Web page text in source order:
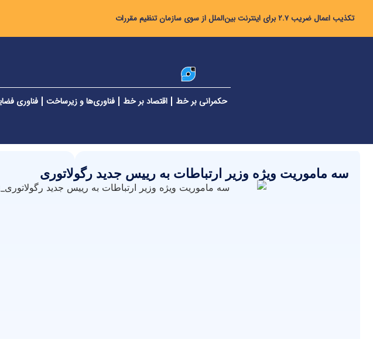
تکذیب اعمال ضریب ۲.۷ برای اینترنت بین‌الملل از سوی سازمان تنظیم مقررات
حکمرانی بر خط اقتصاد بر خط فناوری‌ها و زیرساخت فناوری
سه ماموریت ویژه وزیر ارتباطات به رییس جدید رگولاتوری